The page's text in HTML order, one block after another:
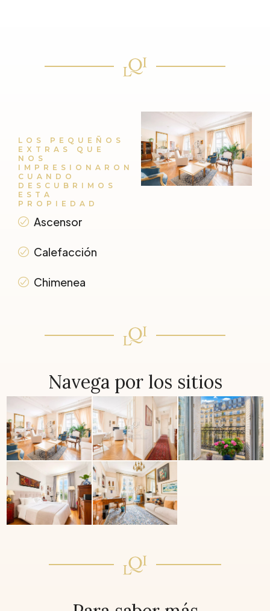
LOS PEQUEÑOS
EXTRAS QUE
NOS
IMPRESIONARON
CUANDO
DESCUBRIMOS
ESTA
PROPIEDAD
Ascensor
Calefacción
Chimenea
Navega por los sitios